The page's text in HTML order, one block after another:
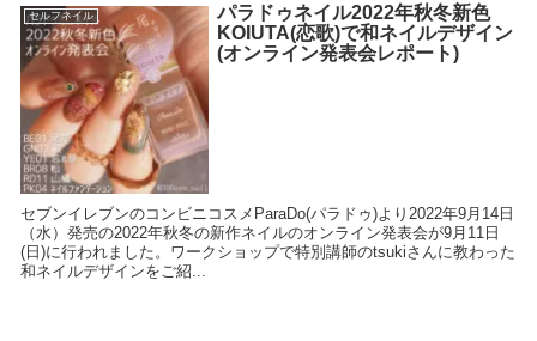
セルフネイル
パラドゥネイル2022年秋冬新色
KOIUTA(恋歌)で和ネイルデザイン
(オンライン発表会レポート)
セブンイレブンのコンビニコスメParaDo(パラドゥ)より2022年9月14日
（水）発売の2022年秋冬の新作ネイルのオンライン発表会が9月11日
(日)に行われました。ワークショップで特別講師のtsukiさんに教わった
和ネイルデザインをご紹...